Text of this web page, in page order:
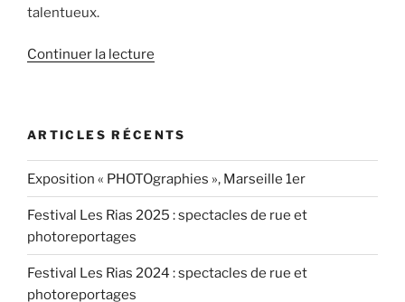
talentueux.
Continuer la lecture
Danilo
De
Luca
&
Daniel
ARTICLES RÉCENTS
Exposition « PHOTOgraphies », Marseille 1er
Festival Les Rias 2025 : spectacles de rue et
photoreportages
Festival Les Rias 2024 : spectacles de rue et
photoreportages